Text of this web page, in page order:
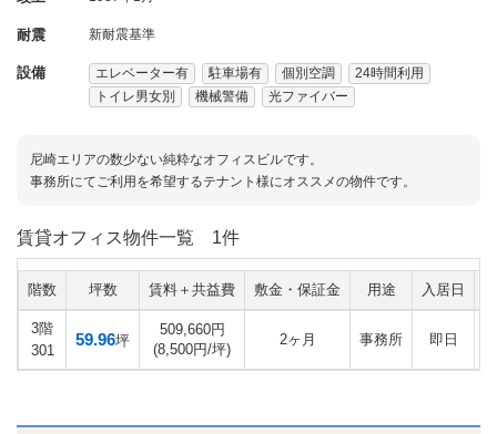
耐震 新耐震基準
設備 エレベーター有 駐車場有 個別空調
24時間利用
トイレ男女別
機械警備 光ファイバー
尼崎エリアの数少ない純粋なオフィスビルです。
事務所にてご利用を希望するテナント様にオススメの物件です。
賃貸オフィス物件一覧 1件
階数 坪数 賃料＋共益費 敷金・保証金 用途 入居日
3階
301
59.96坪
509,660円
(8,500円/坪)
2ヶ月 事務所 即日